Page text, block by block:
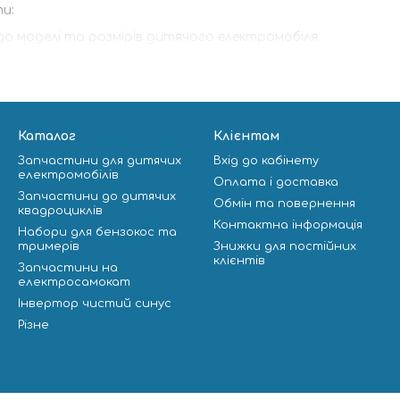
моделі та розмірів дитячого електромобіля.
для творчості та стилю, який дозволяє вам
індивідуальних дизайнерських рішень, дозволяючи
та насолоджуватися своїми пригодами на
Каталог
Запчастини для дитячих
електромобілів
Запчастини до дитячих
квадроциклів
Набори для бензокос та
тримерів
Запчастини на
електросамокат
Інвертор чистий синус
Різне
Клієнтам
Вхід до кабінету
Оплата і доставка
Обмін та повернення
Контактна інформація
Знижки для постійних
клієнтів